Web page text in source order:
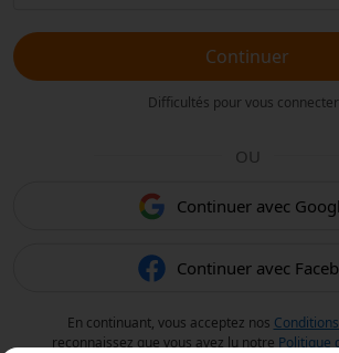
Continuer
Difficultés pour vous connecter
OU
Continuer avec
Continuer avec
En continuant, vous acceptez nos
reconnaissez que vous avez lu notre Politique